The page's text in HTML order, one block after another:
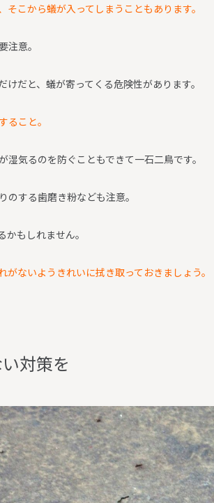
こから蟻が入ってしまうこともあります。
注意。
だと、蟻が寄ってくる危険性があります。
ること。
気るのを防ぐこともできて一石二鳥です。
のする歯磨き粉なども注意。
もしれません。
がないようきれいに拭き取っておきましょう。
い対策を